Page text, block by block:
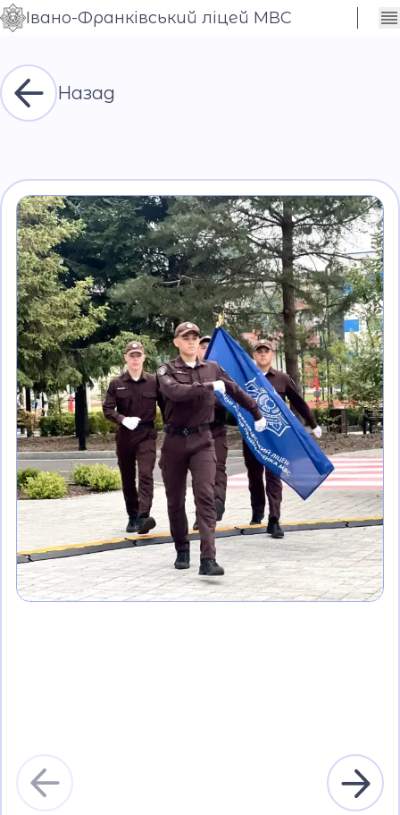
Контраст
Шрифт
Сховати
Івано-Франківський ліцей МВС
Назад